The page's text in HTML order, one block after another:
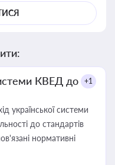
КВЕД до
+1
української системи
до стандартів
нормативні